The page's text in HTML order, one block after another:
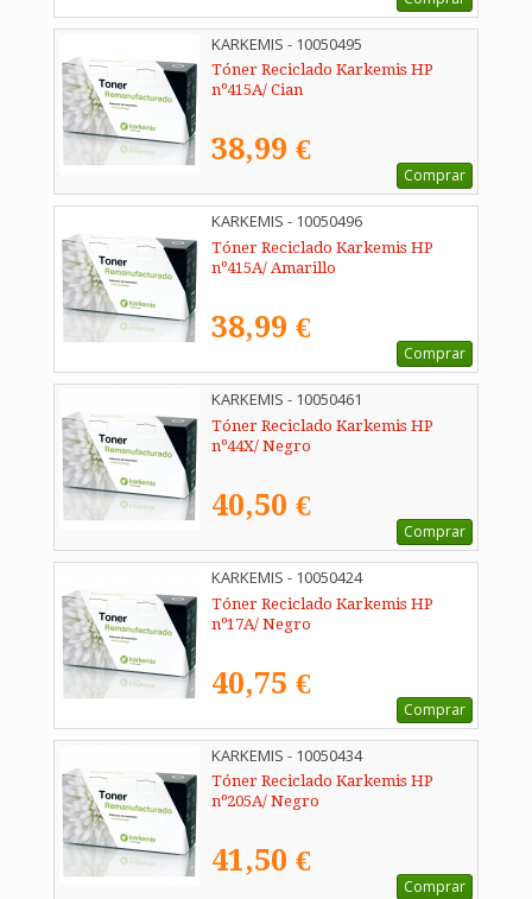
KARKEMIS - 10050495
Tóner Reciclado Karkemis HP
nº415A/ Cian
38,99 €
Comprar
KARKEMIS - 10050496
Tóner Reciclado Karkemis HP
nº415A/ Amarillo
38,99 €
Comprar
KARKEMIS - 10050461
Tóner Reciclado Karkemis HP
nº44X/ Negro
40,50 €
Comprar
KARKEMIS - 10050424
Tóner Reciclado Karkemis HP
nº17A/ Negro
40,75 €
Comprar
KARKEMIS - 10050434
Tóner Reciclado Karkemis HP
nº205A/ Negro
41,50 €
Comprar